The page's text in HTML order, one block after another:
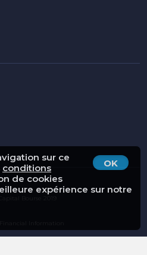
OK
sur ce
conditions
de cookies
expérience sur notre